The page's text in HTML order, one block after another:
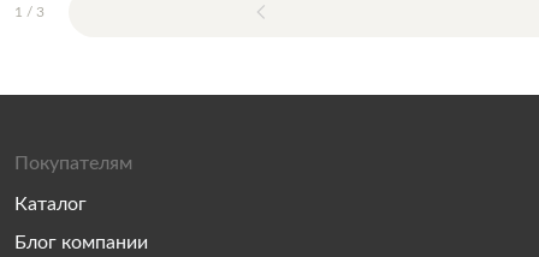
1 / 3
Покупателям
Каталог
Блог компании